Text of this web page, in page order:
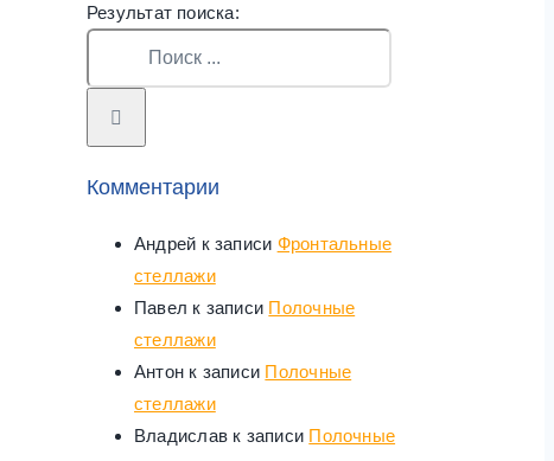
Результат поиска:
Комментарии
Андрей к записи Фронтальные
стеллажи
Павел к записи Полочные
стеллажи
Антон к записи Полочные
стеллажи
Владислав к записи Полочные